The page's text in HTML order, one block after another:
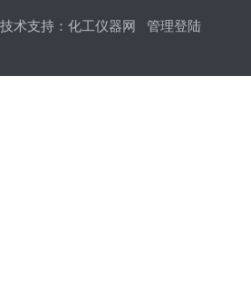
技术支持： 化工仪器网 管理登陆